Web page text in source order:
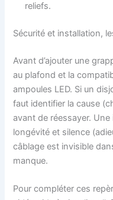
reliefs.
Sécurité et installation,
Avant d’ajouter une
au plafond et la
ampoules LED. Si un
faut identifier la cause
avant de réessayer.
longévité et silence
câblage est invisible
manque.
Pour compléter ces